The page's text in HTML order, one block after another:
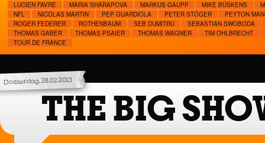
LUCIEN FAVRE
MARIA SHARAPOVA MARKUS GAUPP MIKE BÜSKENS
NFL
NICOLAS MARTIN PEP GUARDIOLA PETER STÖGER
PEYTON
ROGER FEDERER
ROTHENBAUM SEB DUMITRU
SEBASTIAN SWOBODA
THOMAS GABER
THOMAS PSAIER THOMAS WAGNER
TIM OHLBRECHT
TOUR DE FRANCE
Donnerstag, 28.02.2013
THE BIG